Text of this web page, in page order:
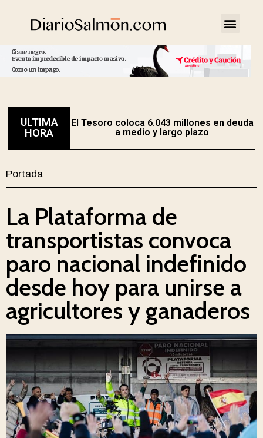
ULTIMA
HORA
El Tesoro coloca 6.043 millones en deuda
a medio y largo plazo
Portada
La Plataforma de
transportistas convoca
paro nacional indefinido
desde hoy para unirse a
agricultores y ganaderos